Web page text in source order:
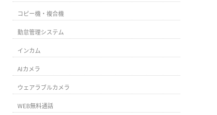
コピー機・複合機
勤怠管理システム
インカム
AIカメラ
ウェアラブルカメラ
WEB無料通話